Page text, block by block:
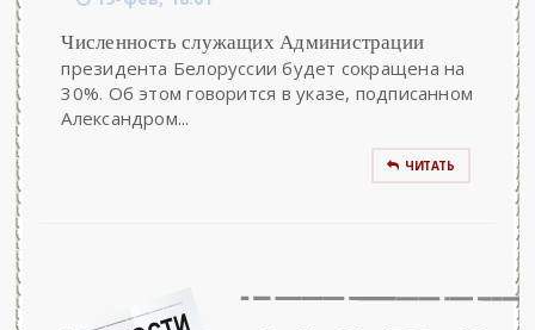
Численность служащих Администрации
президента Белоруссии будет сокращена на
30%. Об этом говорится в указе, подписанном
Александром...
ЧИТАТЬ